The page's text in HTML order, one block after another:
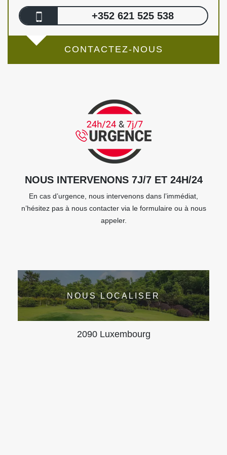
+352 621 525 538
CONTACTEZ-NOUS
NOUS INTERVENONS 7J/7 ET 24H/24
En cas d’urgence, nous intervenons dans l’immédiat,
n’hésitez pas à nous contacter via le formulaire ou à nous
appeler.
NOUS LOCALISER
2090 Luxembourg